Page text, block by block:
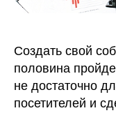
Создать свой
половина
не достаточно
посетителей и